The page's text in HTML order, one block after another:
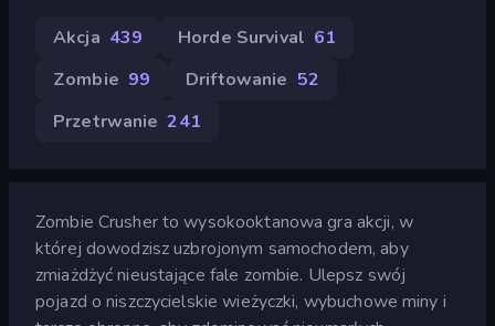
Akcja 439 Horde Survival 61
Zombie 99 Driftowanie 52
Przetrwanie 241
Zombie Crusher to wysokooktanowa gra akcji, w
której dowodzisz uzbrojonym samochodem, aby
zmiażdżyć nieustające fale zombie. Ulepsz swój
pojazd o niszczycielskie wieżyczki, wybuchowe miny i